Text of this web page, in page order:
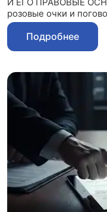
розовые очки и
Подробнее